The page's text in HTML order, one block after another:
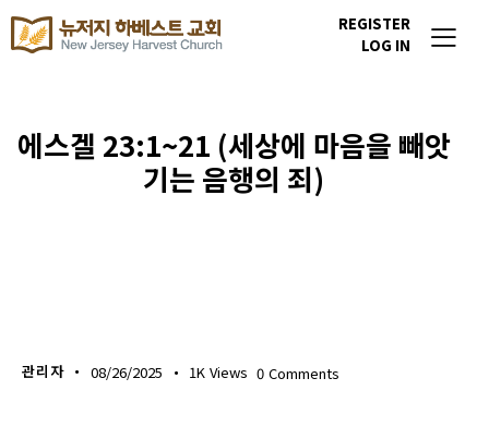
REGISTER
LOG IN
에스겔 23:1~21 (세상에 마음을 빼앗
기는 음행의 죄)
관리자 08/26/2025 1K Views 0 Comments